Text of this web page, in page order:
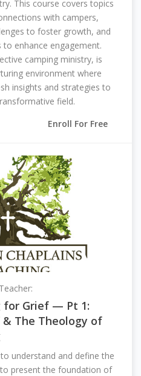
This course covers topics
with campers,
to foster growth, and
to enhance engagement.
camping ministry, is
environment where
insights and strategies to
field.
Enroll For Free
Teacher:
for Grief — Pt 1:
The Theology of
understand and define the
present the foundation of